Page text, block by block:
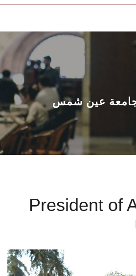
الرئيسيـة
عن الجامعة
القطاعـات
الشئون الأكاديمية
البحث العلمي
المراكز والوحدات
الإعلام
جامعة عين شمس
President of